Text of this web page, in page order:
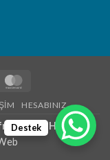
HESABINIZ
| Tüm Hakları
Destek